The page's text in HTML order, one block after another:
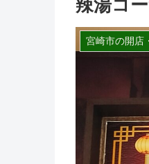
辣湯コ
宮崎市の開店